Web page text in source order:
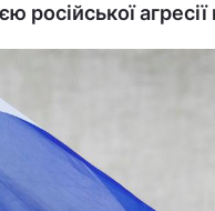
російської агресії